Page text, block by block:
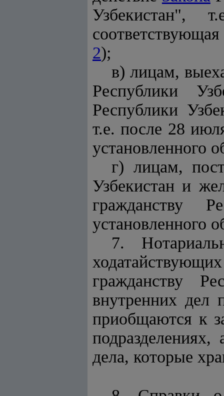
Узбекистан",
2);
в) лицам,
Республики
Республики
т.е. после 28
установленного
г) лицам,
Узбекистан и
гражданству
установленного
7.
гражданству
внутренних дел
приобщаются к
дела, которые